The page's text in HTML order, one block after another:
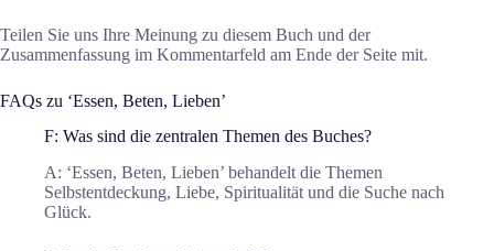
Teilen Sie uns Ihre Meinung zu diesem Buch und der
Zusammenfassung im Kommentarfeld am Ende der Seite mit.
FAQs zu ‘Essen, Beten, Lieben’
F: Was sind die zentralen Themen des Buches?
A: ‘Essen, Beten, Lieben’ behandelt die Themen
Selbstentdeckung, Liebe, Spiritualität und die Suche nach
Glück.